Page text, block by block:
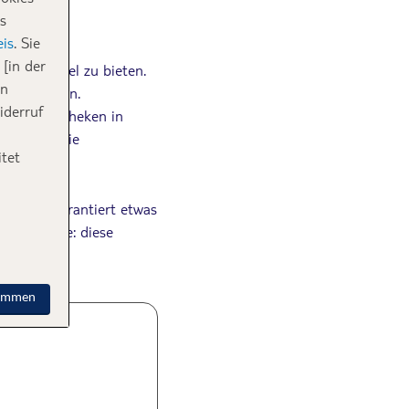
haben viel zu bieten.
finden.
Pinakotheken in
Die
ist garantiert etwas
diese
. Sie
[in der